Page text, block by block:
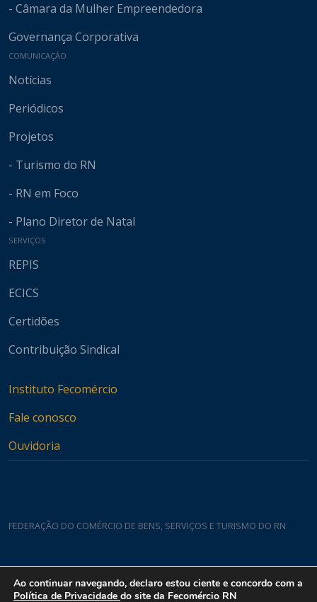
- Câmara da Mulher Empreendedora
Governança Corporativa
COMUNICAÇÃO
Notícias
Periódicos
Projetos
- Turismo do RN
- RN em Foco
- Plano Diretor de Natal
SERVIÇOS
REPIS
ECICS
Certidões
Contribuição Sindical
Instituto Fecomércio
Fale conosco
Ouvidoria
FEDERAÇÃO DO COMÉRCIO DE BENS, SERVIÇOS E TURISMO DO RN
Rua Padre João Damasceno, 1935 - Lagoa Nova CEP 59075-760
Ao continuar navegando, declaro estou ciente e concordo com a
Política de Privacidade do site da Fecomércio RN